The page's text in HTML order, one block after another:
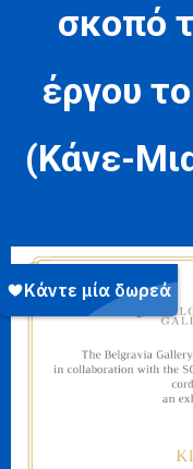
σκοπό
έργου
(Κάνε-